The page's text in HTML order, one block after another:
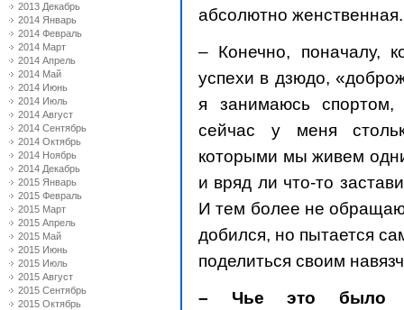
2013 Декабрь
2014 Январь
2014 Февраль
2014 Март
2014 Апрель
2014 Май
2014 Июнь
2014 Июль
2014 Август
2014 Сентябрь
2014 Октябрь
2014 Ноябрь
2014 Декабрь
2015 Январь
2015 Февраль
2015 Март
2015 Апрель
2015 Май
2015 Июнь
2015 Июль
2015 Август
2015 Сентябрь
2015 Октябрь
абсолютно женственная.
– Конечно, поначалу,
успехи в дзюдо,
я занимаюсь
сейчас у меня
которыми мы живем
и вряд ли что-то
И тем более не
добился, но пытается
поделиться своим
– Чье это было